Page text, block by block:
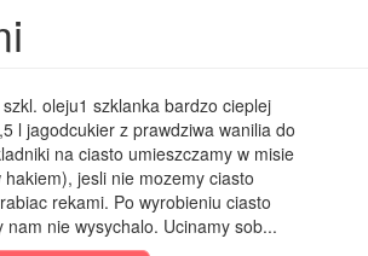
oleju1 szklanka bardzo cieplej
l jagodcukier z prawdziwa wanilia do
na ciasto umieszczamy w misie
jesli nie mozemy ciasto
rekami. Po wyrobieniu ciasto
nie wysychalo. Ucinamy sob...